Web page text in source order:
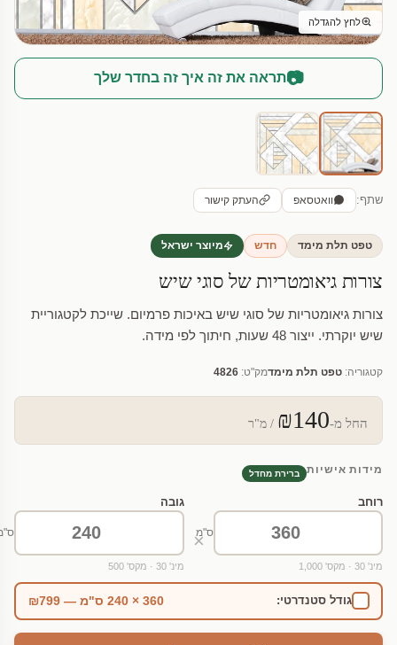
לחץ להגדלה
📷תראה את זה איך זה בחדר שלך
שתף: וואטסאפ העתק קישור
טפט תלת מימד חדש מיוצר ישראל
צורות גיאומטריות של סוגי שיש
צורות גיאומטריות של סוגי שיש באיכות פרמיום. שייכת לקטגוריית
שיש יוקרתי. ייצור 48 שעות, חיתוך לפי מידה.
קטגוריה: טפט תלת מימדמק"ט: 4826
החל מ-₪140 / מ"ר
מידות אישיות ברירת מחדל
רוחב
ס"מ
מינ' 30 · מקס' 1,000
×
גובה
מינ' 30 · מקס' 500
גודל סטנדרטי: 360 × 240 ס"מ — ₪799